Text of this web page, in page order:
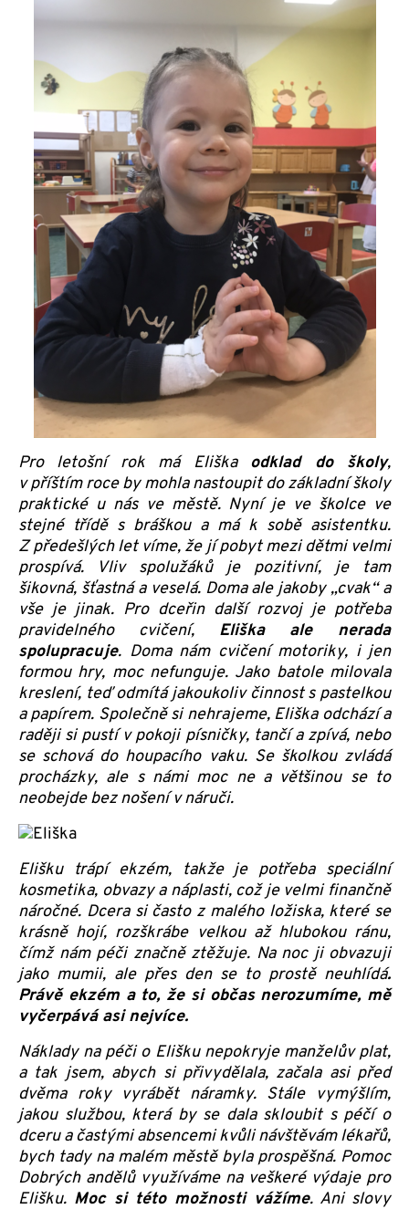
Pro letošní rok má Eliška odklad do školy,
v příštím roce by mohla nastoupit do základní školy
praktické u nás ve městě. Nyní je ve školce ve
stejné třídě s bráškou a má k sobě asistentku.
Z předešlých let víme, že jí pobyt mezi dětmi velmi
prospívá. Vliv spolužáků je pozitivní, je tam
šikovná, šťastná a veselá. Doma ale jakoby „cvak“ a
vše je jinak. Pro dceřin další rozvoj je potřeba
pravidelného cvičení, Eliška ale nerada
spolupracuje. Doma nám cvičení motoriky, i jen
formou hry, moc nefunguje. Jako batole milovala
kreslení, teď odmítá jakoukoliv činnost s pastelkou
a papírem. Společně si nehrajeme, Eliška odchází a
raději si pustí v pokoji písničky, tančí a zpívá, nebo
se schová do houpacího vaku. Se školkou zvládá
procházky, ale s námi moc ne a většinou se to
neobejde bez nošení v náruči.
Elišku trápí ekzém, takže je potřeba speciální
kosmetika, obvazy a náplasti, což je velmi finančně
náročné. Dcera si často z malého ložiska, které se
krásně hojí, rozškrábe velkou až hlubokou ránu,
čímž nám péči značně ztěžuje. Na noc ji obvazuji
jako mumii, ale přes den se to prostě neuhlídá.
Právě ekzém a to, že si občas nerozumíme, mě
vyčerpává asi nejvíce.
Náklady na péči o Elišku nepokryje manželův plat,
a tak jsem, abych si přivydělala, začala asi před
dvěma roky vyrábět náramky. Stále vymýšlím,
jakou službou, která by se dala skloubit s péčí o
dceru a častými absencemi kvůli návštěvám lékařů,
bych tady na malém městě byla prospěšná. Pomoc
Dobrých andělů využíváme na veškeré výdaje pro
Elišku. Moc si této možnosti vážíme. Ani slovy